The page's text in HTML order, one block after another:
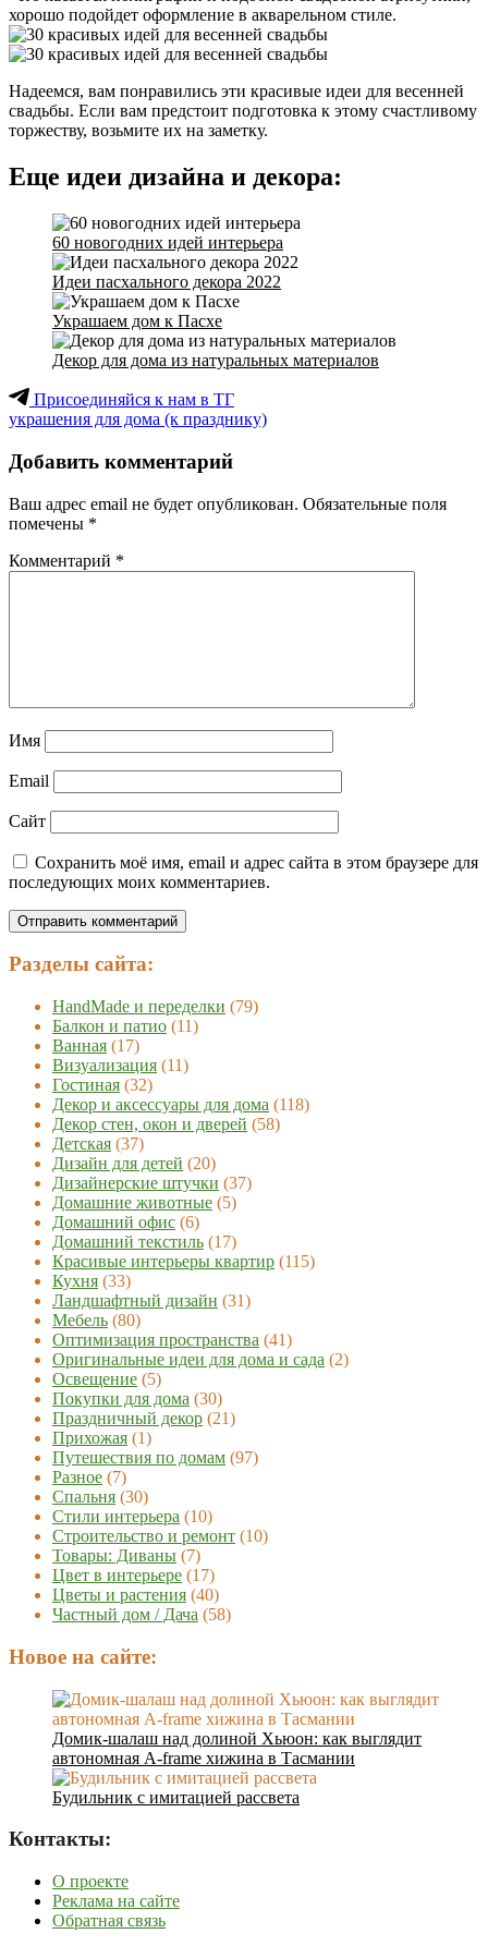
хорошо подойдет оформление в акварельном стиле.
Надеемся, вам понравились эти красивые идеи для весенней
свадьбы. Если вам предстоит подготовка к этому счастливому
торжеству, возьмите их на заметку.
Еще идеи дизайна и декора:
60 новогодних идей интерьера
Идеи пасхального декора 2022
Украшаем дом к Пасхе
Декор для дома из натуральных материалов
Присоединяйся к нам в ТГ
украшения для дома (к празднику)
Добавить комментарий
Ваш адрес email не будет опубликован. Обязательные поля
помечены *
Комментарий *
Имя
Email
Сайт
Сохранить моё имя, email и адрес сайта в этом браузере для
последующих моих комментариев.
Разделы сайта:
HandMade и переделки (79)
Балкон и патио (11)
Ванная (17)
Визуализация (11)
Гостиная (32)
Декор и аксессуары для дома (118)
Декор стен, окон и дверей (58)
Детская (37)
Дизайн для детей (20)
Дизайнерские штучки (37)
Домашние животные (5)
Домашний офис (6)
Домашний текстиль (17)
Красивые интерьеры квартир (115)
Кухня (33)
Ландшафтный дизайн (31)
Мебель (80)
Оптимизация пространства (41)
Оригинальные идеи для дома и сада (2)
Освещение (5)
Покупки для дома (30)
Праздничный декор (21)
Прихожая (1)
Путешествия по домам (97)
Разное (7)
Спальня (30)
Стили интерьера (10)
Строительство и ремонт (10)
Товары: Диваны (7)
Цвет в интерьере (17)
Цветы и растения (40)
Частный дом / Дача (58)
Новое на сайте:
Домик-шалаш над долиной Хьюон: как выглядит
автономная A-frame хижина в Тасмании
Будильник с имитацией рассвета
Контакты:
О проекте
Реклама на сайте
Обратная связь